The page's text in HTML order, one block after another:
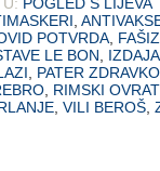
,
POTVRDA
LE BON IZDAJA
PATER
RIMSKI
,VILI BEROŠ ,